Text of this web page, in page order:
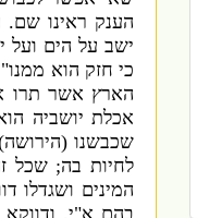
הענק ראינו שם.
ישב על הים ועל
כי חזק הוא ממנו
הארץ אשר תרו
אכלת יושביה
שכבשנו (הירושה
לחיות בה;שכל
המינים ושגדלו
בהם א"י,